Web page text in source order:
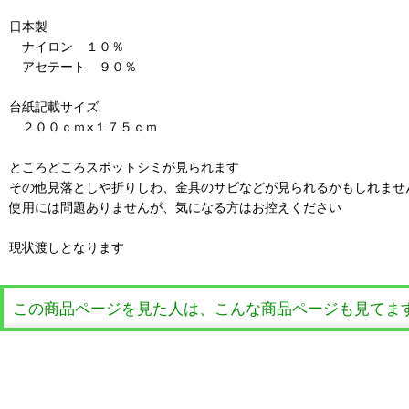
日本製
ナイロン １０％
アセテート ９０％
台紙記載サイズ
２００ｃｍ×１７５ｃｍ
ところどころスポットシミが見られます
その他見落としや折りしわ、金具のサビなどが見られるかもしれませ
使用には問題ありませんが、気になる方はお控えください
現状渡しとなります
この商品ページを見た人は、こんな商品ページも見てま